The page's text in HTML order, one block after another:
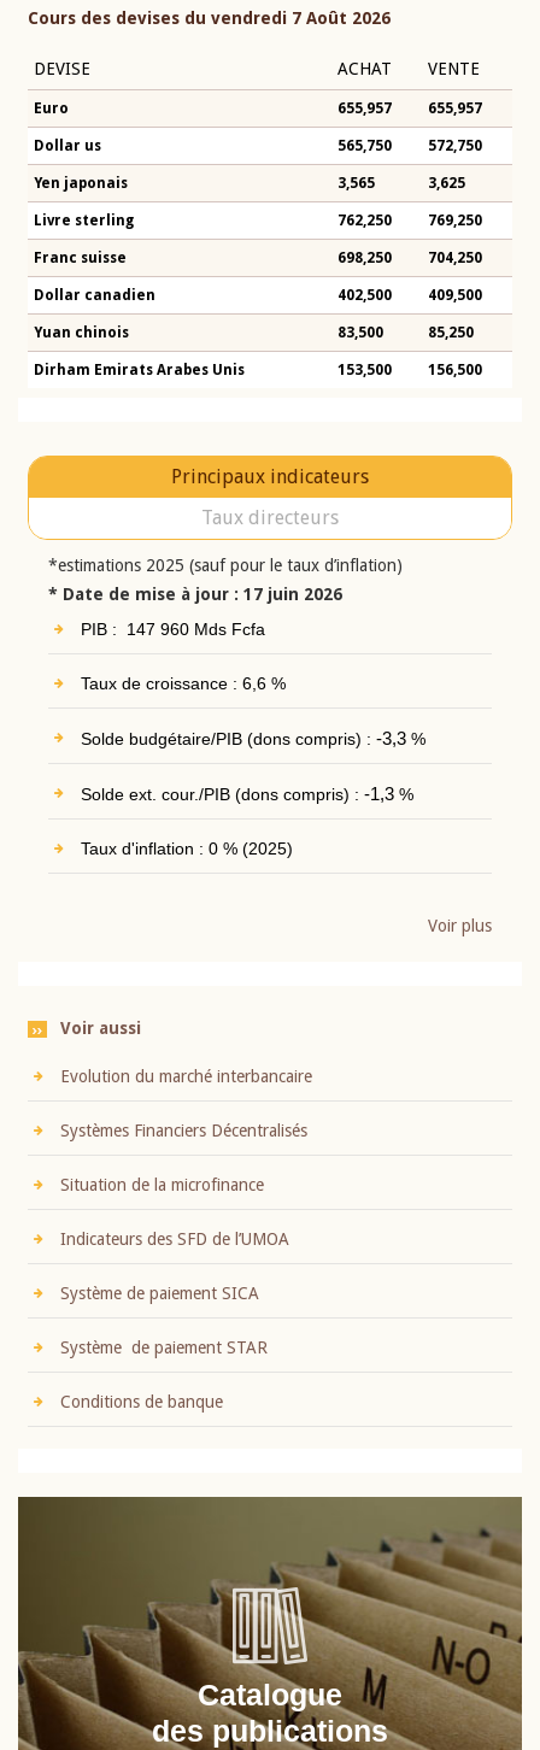
Cours des devises du vendredi 7 Août 2026
DEVISE ACHAT VENTE
Euro 655,957 655,957
Dollar us 565,750 572,750
Yen japonais 3,565 3,625
Livre sterling 762,250 769,250
Franc suisse 698,250 704,250
Dollar canadien 402,500 409,500
Yuan chinois 83,500 85,250
Dirham Emirats Arabes Unis 153,500 156,500
Principaux indicateurs
Taux directeurs
*estimations 2025 (sauf pour le taux d’inflation)
* Date de mise à jour : 17 juin 2026
PIB : 147 960 Mds Fcfa
Taux de croissance : 6,6 %
Solde budgétaire/PIB (dons compris) : -3,3%
Solde ext. cour./PIB (dons compris) : -1,3%
Taux d'inflation : 0 % (2025)
Voir plus
Voir aussi
Evolution du marché interbancaire
Systèmes Financiers Décentralisés
Situation de la microfinance
Indicateurs des SFD de l’UMOA
Système de paiement SICA
Système de paiement STAR
Conditions de banque
Catalogue
des publications